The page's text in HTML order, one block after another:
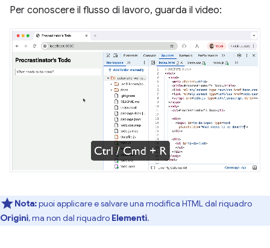
Per conoscere il flusso di lavoro, guarda il video:
Nota:puoi applicare e salvare una modifica HTML dal riquadro
Origini, ma non dal riquadro Elementi.